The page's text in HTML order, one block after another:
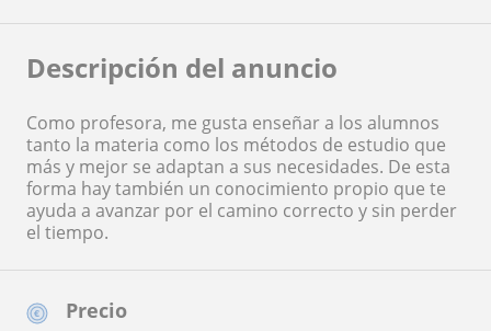
Precio
Descripción del anuncio
Como profesora, me gusta enseñar a los alumnos
tanto la materia como los métodos de estudio que
más y mejor se adaptan a sus necesidades. De esta
forma hay también un conocimiento propio que te
ayuda a avanzar por el camino correcto y sin perder
el tiempo.